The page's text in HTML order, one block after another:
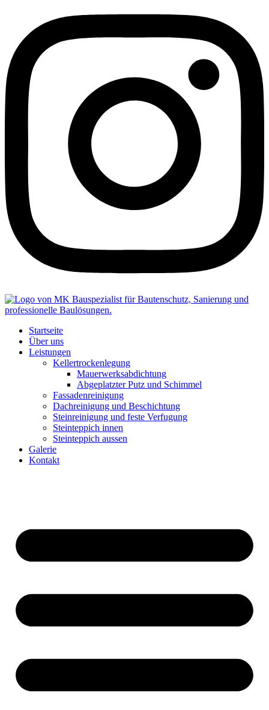
Startseite
Über uns
Leistungen
Kellertrockenlegung
Mauerwerksabdichtung
Abgeplatzter Putz und Schimmel
Fassadenreinigung
Dachreinigung und Beschichtung
Steinreinigung und feste Verfugung
Steinteppich innen
Steinteppich aussen
Galerie
Kontakt